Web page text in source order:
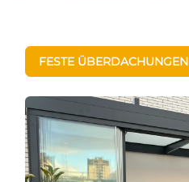
FESTE ÜBERDACHUNGEN